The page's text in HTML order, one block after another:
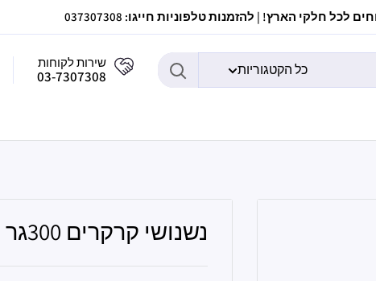
חלקי הארץ! | להזמנות טלפוניות חייגו: 037307308
כל הקטגוריות שירות לקוחות
03-7307308
נשנושי קרקרים 300גר